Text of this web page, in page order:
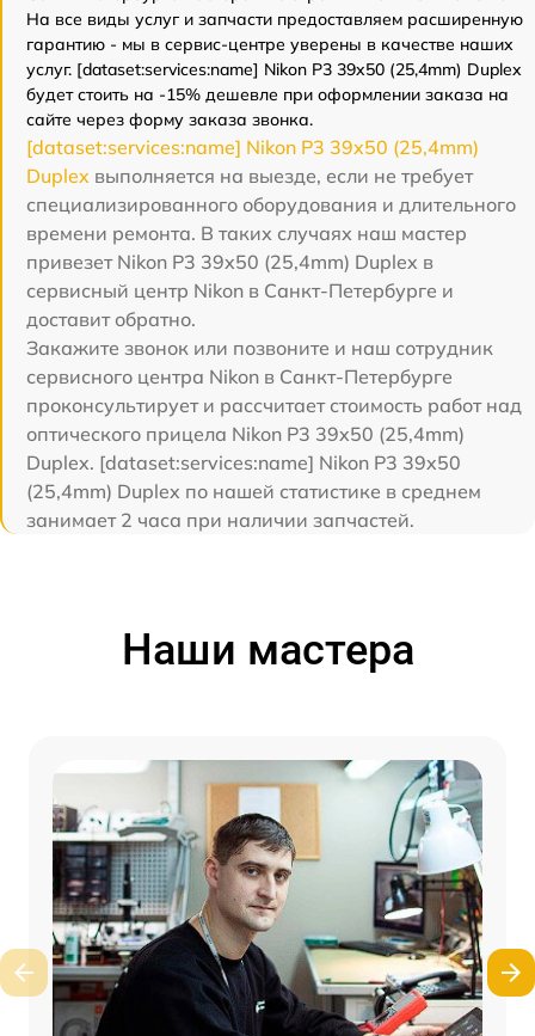
На все виды услуг и запчасти предоставляем расширенную
гарантию - мы в сервис-центре уверены в качестве наших
услуг. [dataset:services:name] Nikon P3 39x50 (25,4mm) Duplex
будет стоить на -15% дешевле при оформлении заказа на
сайте через форму заказа звонка.
[dataset:services:name] Nikon P3 39x50 (25,4mm)
Duplex выполняется на выезде, если не требует
специализированного оборудования и длительного
времени ремонта. В таких случаях наш мастер
привезет Nikon P3 39x50 (25,4mm) Duplex в
сервисный центр Nikon в Санкт-Петербурге и
доставит обратно.
Закажите звонок или позвоните и наш сотрудник
сервисного центра Nikon в Санкт-Петербурге
проконсультирует и рассчитает стоимость работ над
оптического прицела Nikon P3 39x50 (25,4mm)
Duplex. [dataset:services:name] Nikon P3 39x50
(25,4mm) Duplex по нашей статистике в среднем
занимает 2 часа при наличии запчастей.
Наши мастера